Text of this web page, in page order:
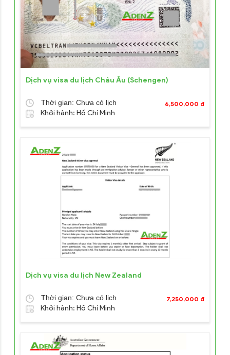
Dịch vụ visa du lịch Châu Âu (Schengen)
Thời gian: Chưa có lịch
Khởi hành: Hồ Chí Minh
6,500,000 đ
Dịch vụ visa du lịch New Zealand
Thời gian: Chưa có lịch
Khởi hành: Hồ Chí Minh
7,250,000 đ